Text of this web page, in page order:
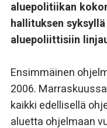
aluepolitiikan
hallituksen
aluepoliittisiin
Ensimmäinen
2006.
kaikki edellisellä
aluetta ohjelmaan